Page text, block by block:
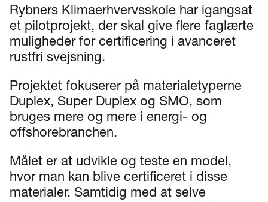
Rybners Klimaerhvervsskole har igangsat
et pilotprojekt, der skal give flere faglærte
muligheder for certificering i avanceret
rustfri svejsning.
Projektet fokuserer på materialetyperne
Duplex, Super Duplex og SMO, som
bruges mere og mere i energi- og
offshorebranchen.
Målet er at udvikle og teste en model,
hvor man kan blive certificeret i disse
materialer. Samtidig med at selve